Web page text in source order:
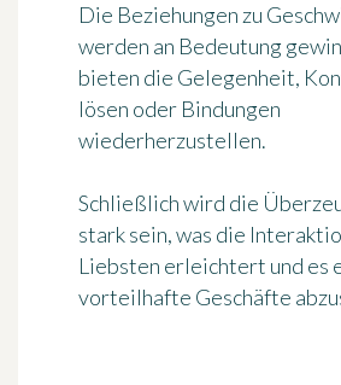
Die Beziehungen zu
werden an Bedeutung
bieten die Gelegenheit,
lösen oder Bindungen
wiederherzustellen.
Schließlich wird die
stark sein, was die
Liebsten erleichtert und es
vorteilhafte Geschäfte